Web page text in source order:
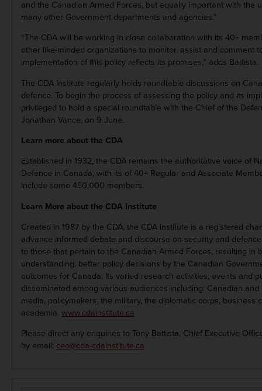
and the Canadian Armed Forces, but equally important with the
many other Government departments and agencies.”
“The CDA will be working in close collaboration with its 40+
other like-minded organizations to monitor, assist and comment
implementation of this policy reflects its promises,” adds Battista.
The CDA Institute regularly holds roundtable discussions on
defence. To begin the process of assessing the policy and its
privileged to hold a special roundtable with the Chief of the
Jonathan Vance, on 9 June.
Learn more about the CDA
Established in 1932, the CDA remains the authoritative voice of
Defence in Canada, with its of 40+ Regular and Associate
include some 450,000 members.
Learn More about the CDA Institute
Created in 1987 by the CDA, the CDA Institute is a registered
advance informed debate and discourse on security and
to those that pertain to the Canadian Armed Forces, resulting in
understanding, better policy decisions by the Canadian
outcomes for Canada. Its varied research activities, events and
disseminated among various audiences including: Canadian
media, policymakers, the military, the diplomatic corps, business
academia. www.cdainstitute.ca
Please direct any enquiries to Tony Battista, Chief Executive
by email: ceo@cda-cdainstitute.ca